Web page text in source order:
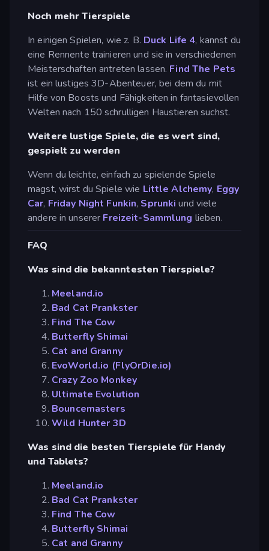
Noch mehr Tierspiele
In einigen Spielen, wie z. B. Duck Life 4, kannst du
eine Rennente trainieren und sie in verschiedenen
Meisterschaften antreten lassen. Find The Pets
ist ein lustiges 3D-Abenteuer, bei dem du mit
Hilfe von Boosts und Fähigkeiten in fantasievollen
Welten nach 150 schrulligen Haustieren suchst.
Weitere lustige Spiele, die es wert sind,
gespielt zu werden
Wenn du leichte, einfach zu spielende Spiele
magst, wirst du Spiele wie Little Alchemy, Eggy
Car, Friday Night Funkin, Sprunki und viele
andere in unserer Freizeit-Sammlung lieben.
FAQ
Was sind die bekanntesten Tierspiele?
Meeland.io
Bad Cat Prankster
Find The Cow
Butterfly Shimai
Cat and Granny
EvoWorld.io (FlyOrDie.io)
Crazy Zoo Monkey
Ultimate Evolution
Bouncemasters
Wild Hunter 3D
Was sind die besten Tierspiele für Handy
und Tablets?
Meeland.io
Bad Cat Prankster
Find The Cow
Butterfly Shimai
Cat and Granny